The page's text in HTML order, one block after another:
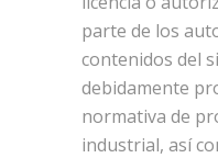
parte de los
contenidos del
debidamente
normativa de
industrial, así